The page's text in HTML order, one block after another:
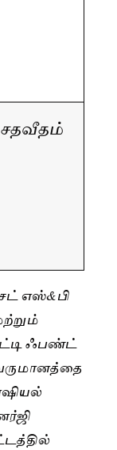
சதவீதம்
எஸ்&பி
ஃபண்ட்
வருமானத்தை